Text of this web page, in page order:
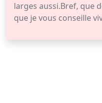
larges aussi.Bref, que
que je vous conseille